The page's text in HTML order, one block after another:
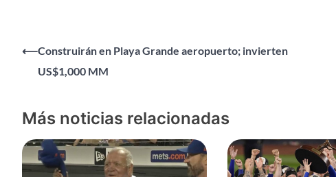
Navegación
entradas
⟵Construirán en Playa Grande aeropuerto; invierten
US$1,000 MM
Más noticias relacionadas